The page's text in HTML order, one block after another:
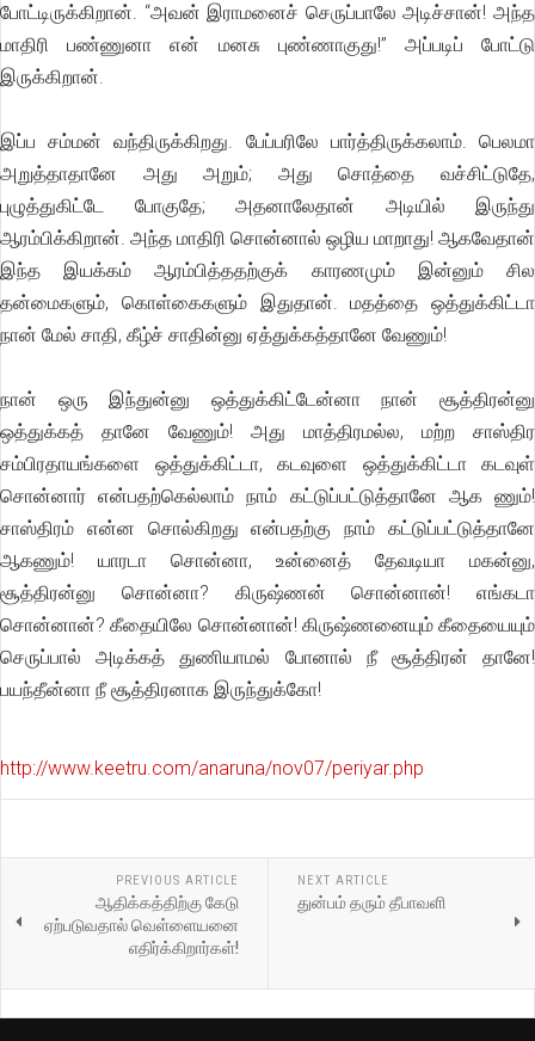
போட்டிருக்கிறான். “அவன் இராமனைச் செருப்பாலே அடிச்சான்! அந்த
மாதிரி பண்ணுனா என் மனசு புண்ணாகுது!’’ அப்படிப் போட்டு
இருக்கிறான்.
இப்ப சம்மன் வந்திருக்கிறது. பேப்பரிலே பார்த்திருக்கலாம். பெலமா
அறுத்தாதானே அது அறும்; அது சொத்தை வச்சிட்டுதே,
புழுத்துகிட்டே போகுதே; அதனாலேதான் அடியில் இருந்து
ஆரம்பிக்கிறான். அந்த மாதிரி சொன்னால் ஒழிய மாறாது! ஆகவேதான்
இந்த இயக்கம் ஆரம்பித்ததற்குக் காரணமும் இன்னும் சில
தன்மைகளும், கொள்கைகளும் இதுதான். மதத்தை ஒத்துக்கிட்டா
நான் மேல் சாதி, கீழ்ச் சாதின்னு ஏத்துக்கத்தானே வேணும்!
நான் ஒரு இந்துன்னு ஒத்துக்கிட்டேன்னா நான் சூத்திரன்னு
ஒத்துக்கத் தானே வேணும்! அது மாத்திரமல்ல, மற்ற சாஸ்திர
சம்பிரதாயங்களை ஒத்துக்கிட்டா, கடவுளை ஒத்துக்கிட்டா கடவுள்
சொன்னார் என்பதற்கெல்லாம் நாம் கட்டுப்பட்டுத்தானே ஆக ணும்!
சாஸ்திரம் என்ன சொல்கிறது என்பதற்கு நாம் கட்டுப்பட்டுத்தானே
ஆகணும்! யாரடா சொன்னா, உன்னைத் தேவடியா மகன்னு,
சூத்திரன்னு சொன்னா? கிருஷ்ணன் சொன்னான்! எங்கடா
சொன்னான்? கீதையிலே சொன்னான்! கிருஷ்ணனையும் கீதையையும்
செருப்பால் அடிக்கத் துணியாமல் போனால் நீ சூத்திரன் தானே!
பயந்தீன்னா நீ சூத்திரனாக இருந்துக்கோ!
http://www.keetru.com/anaruna/nov07/periyar.php
PREVIOUS ARTICLE
ஆதிக்கத்திற்கு கேடு
ஏற்படுவதால் வெள்ளையனை
எதிர்க்கிறார்கள்!
NEXT ARTICLE
துன்பம் தரும் தீபாவளி